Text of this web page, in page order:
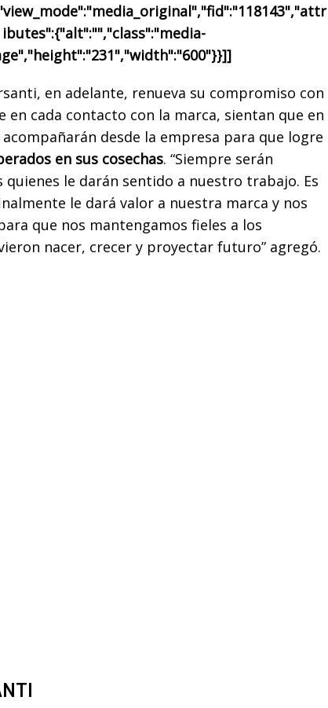
ibutes":{"alt":"","class":"media-
en adelante, renueva su compromiso con
en cada contacto con la marca, sientan que en
desde la empresa para que logre
en sus cosechas. “Siempre serán
le darán sentido a nuestro trabajo. Es
le dará valor a nuestra marca y nos
que nos mantengamos fieles a los
nacer, crecer y proyectar futuro” agregó.